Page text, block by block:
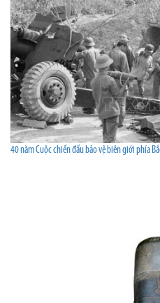
40 năm Cuộc chiến đấu bảo vệ biên giới phía